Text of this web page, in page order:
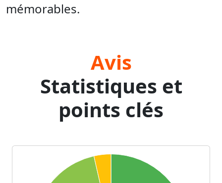
mémorables.
Avis
Statistiques et
points clés